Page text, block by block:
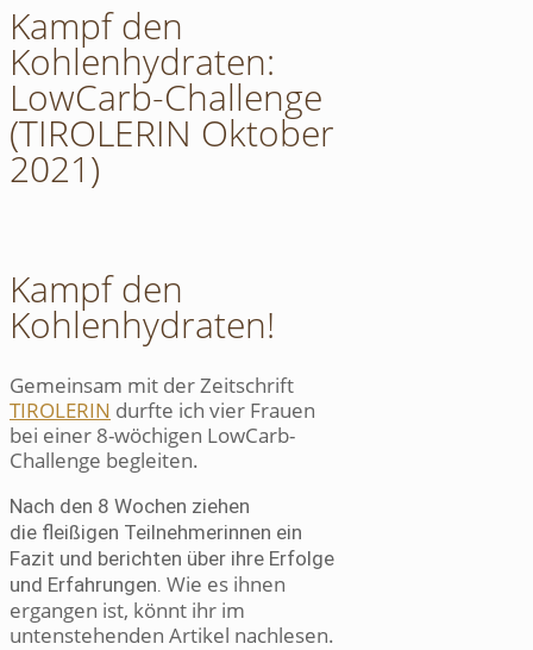
Kampf den
Kohlenhydraten:
LowCarb-Challenge
(TIROLERIN Oktober
2021)
Kampf den
Kohlenhydraten!
Gemeinsam mit der Zeitschrift
TIROLERIN durfte ich vier Frauen
bei einer 8-wöchigen LowCarb-
Challenge begleiten.
Nach den 8 Wochen ziehen
die fleißigen Teilnehmerinnen ein
Fazit und berichten über ihre Erfolge
und Erfahrungen. Wie es ihnen
ergangen ist, könnt ihr im
untenstehenden Artikel nachlesen.